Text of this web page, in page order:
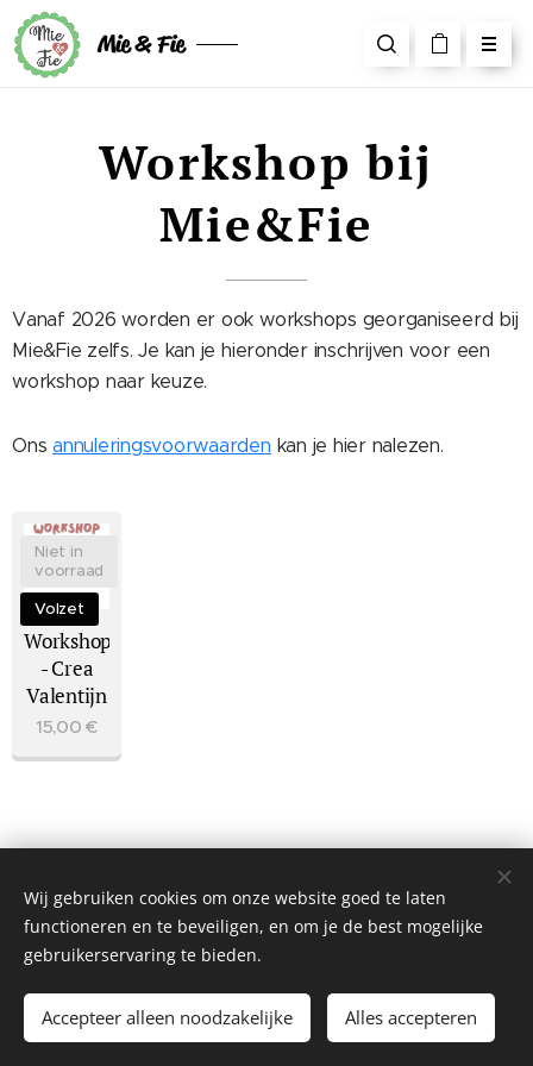
Mie & Fie
Workshop bij
Mie&Fie
Vanaf 2026 worden er ook workshops georganiseerd bij
Mie&Fie zelfs. Je kan je hieronder inschrijven voor een
workshop naar keuze.
Onsannuleringsvoorwaarden kan je hier nalezen.
Workshop
- Crea
Valentijn
Niet in
voorraad
Volzet
15,00 €
© 2026 Mie&Fie. Alle rechten voorbehouden.
Tieltsebaan 108, 3200 Aarschot
Cookies
Wij gebruiken cookies om onze website goed te laten
functioneren en te beveiligen, en om je de best mogelijke
gebruikerservaring te bieden.
Accepteer alleen noodzakelijke Alles accepteren